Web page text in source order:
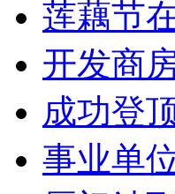
莲藕节
开发商
成功登
事业单